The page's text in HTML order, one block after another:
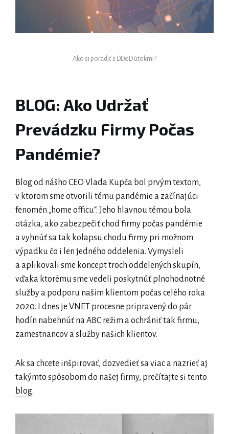
Ako si poradiť s DDoD útokmi?
BLOG: Ako Udržať
Prevádzku Firmy Počas
Pandémie?
Blog od nášho CEO Vlada Kupča bol prvým textom,
v ktorom sme otvorili tému pandémie a začínajúci
fenomén „home officu“. Jeho hlavnou témou bola
otázka, ako zabezpečiť chod firmy počas pandémie
a vyhnúť sa tak kolapsu chodu firmy pri možnom
výpadku čo i len jedného oddelenia. Vymysleli
a aplikovali sme koncept troch oddelených skupín,
vďaka ktorému sme vedeli poskytnúť plnohodnotné
služby a podporu našim klientom počas celého roka
2020. I dnes je VNET procesne pripravený do pár
hodín nabehnúť na ABC režim a ochrániť tak firmu,
zamestnancov a služby našich klientov.
Ak sa chcete inšpirovať, dozvedieť sa viac a nazrieť aj
takýmto spôsobom do našej firmy, prečítajte si tento
blog.